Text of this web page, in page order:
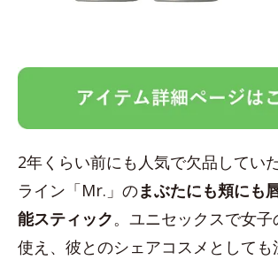
2年くらい前にも人気で欠品してい
ライン「Mr.」のまぶたにも頬にも
能スティック。ユニセックスで女子
使え、彼とのシェアコスメとしても